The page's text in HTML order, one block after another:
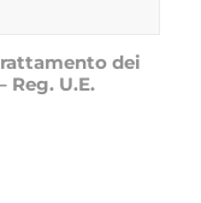
dei
Reg. U.E.